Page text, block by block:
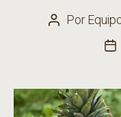
Autor
Por